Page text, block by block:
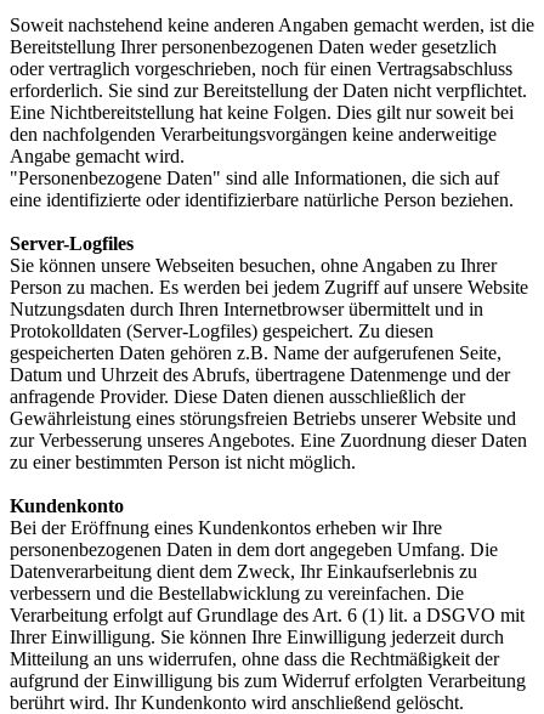
Soweit nachstehend keine anderen Angaben gemacht werden, ist die
Bereitstellung Ihrer personenbezogenen Daten weder gesetzlich
oder vertraglich vorgeschrieben, noch für einen Vertragsabschluss
erforderlich. Sie sind zur Bereitstellung der Daten nicht verpflichtet.
Eine Nichtbereitstellung hat keine Folgen. Dies gilt nur soweit bei
den nachfolgenden Verarbeitungsvorgängen keine anderweitige
Angabe gemacht wird.
"Personenbezogene Daten" sind alle Informationen, die sich auf
eine identifizierte oder identifizierbare natürliche Person beziehen.
Server-Logfiles
Sie können unsere Webseiten besuchen, ohne Angaben zu Ihrer
Person zu machen. Es werden bei jedem Zugriff auf unsere Website
Nutzungsdaten durch Ihren Internetbrowser übermittelt und in
Protokolldaten (Server-Logfiles) gespeichert. Zu diesen
gespeicherten Daten gehören z.B. Name der aufgerufenen Seite,
Datum und Uhrzeit des Abrufs, übertragene Datenmenge und der
anfragende Provider. Diese Daten dienen ausschließlich der
Gewährleistung eines störungsfreien Betriebs unserer Website und
zur Verbesserung unseres Angebotes. Eine Zuordnung dieser Daten
zu einer bestimmten Person ist nicht möglich.
Kundenkonto
Bei der Eröffnung eines Kundenkontos erheben wir Ihre
personenbezogenen Daten in dem dort angegeben Umfang. Die
Datenverarbeitung dient dem Zweck, Ihr Einkaufserlebnis zu
verbessern und die Bestellabwicklung zu vereinfachen. Die
Verarbeitung erfolgt auf Grundlage des Art. 6 (1) lit. a DSGVO mit
Ihrer Einwilligung. Sie können Ihre Einwilligung jederzeit durch
Mitteilung an uns widerrufen, ohne dass die Rechtmäßigkeit der
aufgrund der Einwilligung bis zum Widerruf erfolgten Verarbeitung
berührt wird. Ihr Kundenkonto wird anschließend gelöscht.